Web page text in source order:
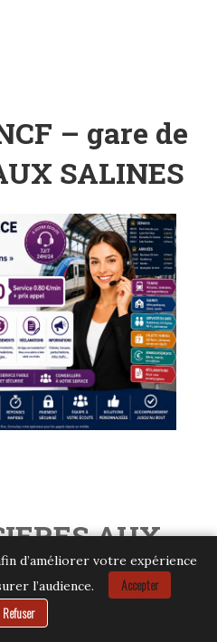
– gare de
SALINES
AUX
le
SNCF par
d’améliorer votre expérience
l’audience.
Accepter
Refuser